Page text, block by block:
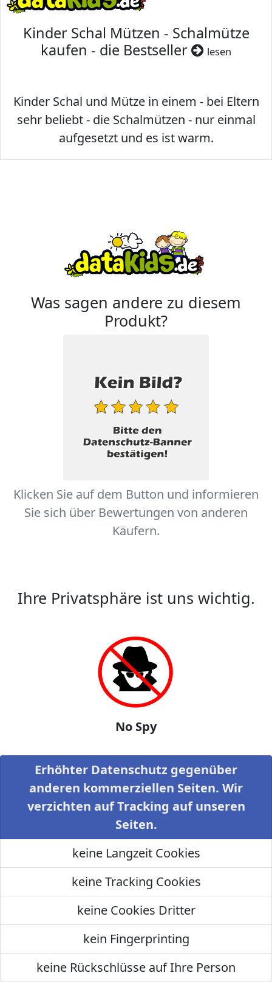
Kinder Schal Mützen - Schalmütze
kaufen - die Bestseller
lesen
Kinder Schal und Mütze in einem - bei Eltern
sehr beliebt - die Schalmützen - nur einmal
aufgesetzt und es ist warm.
Was sagen andere zu diesem
Produkt?
Klicken Sie auf dem Button und informieren
Sie sich über Bewertungen von anderen
Käufern.
Ihre Privatsphäre ist uns wichtig.
No Spy
Erhöhter Datenschutz gegenüber
anderen kommerziellen Seiten. Wir
verzichten auf Tracking auf unseren
Seiten.
keine Langzeit Cookies
keine Tracking Cookies
keine Cookies Dritter
kein Fingerprinting
keine Rückschlüsse auf Ihre Person